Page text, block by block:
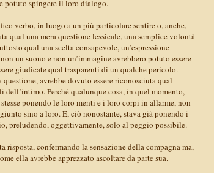
potuto spingere il loro dialogo.
verbo, in luogo a un più particolare sentire o, anche,
qual una mera questione lessicale, una semplice volontà
qual una scelta consapevole, un’espressione
un suono e non un’immagine avrebbero potuto essere
giudicate qual trasparenti di un qualche pericolo.
questione, avrebbe dovuto essere riconosciuta qual
Perché qualunque cosa, in quel momento,
ponendo le loro menti e i loro corpi in allarme, non
sino a loro. E, ciò nonostante, stava già ponendo i
preludendo, oggettivamente, solo al peggio possibile.
confermando la sensazione della compagna ma,
ella avrebbe apprezzato ascoltare da parte sua.